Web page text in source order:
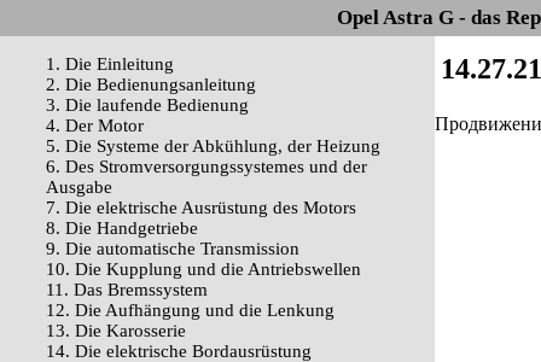
Opel Astra G - das
1. Die Einleitung
2. Die Bedienungsanleitung
3. Die laufende Bedienung
4. Der Motor
5. Die Systeme der Abkühlung, der Heizung
6. Des Stromversorgungssystemes und der
Ausgabe
7. Die elektrische Ausrüstung des Motors
8. Die Handgetriebe
9. Die automatische Transmission
10. Die Kupplung und die Antriebswellen
11. Das Bremssystem
12. Die Aufhängung und die Lenkung
13. Die Karosserie
14. Die elektrische Bordausrüstung